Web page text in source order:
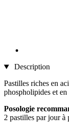
Description
Pastilles riches en
phospholipides et en
Posologie
2 pastilles par jour à